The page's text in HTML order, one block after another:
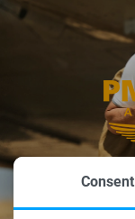
Consent